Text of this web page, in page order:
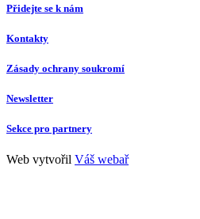
Přidejte se k nám
Kontakty
Zásady ochrany soukromí
Newsletter
Sekce pro partnery
Web vytvořil Váš webař